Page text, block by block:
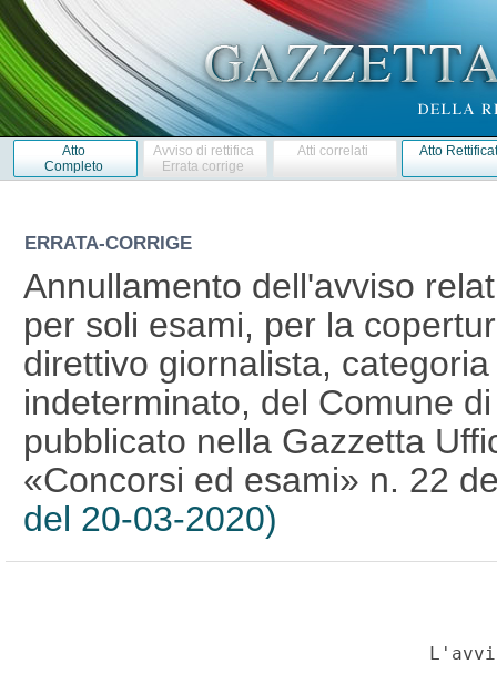
Atto
Completo
Avviso di rettifica
Errata corrige
Atti correlati Atto
ERRATA-CORRIGE
Annullamento dell'avviso
per soli esami, per la
direttivo giornalista,
indeterminato, del Comune
pubblicato nella Gazzetta
«Concorsi ed esami» n. 22
del 20-03-2020)